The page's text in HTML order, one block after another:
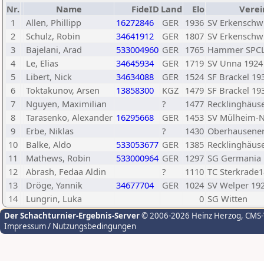
Nr. Name FideID Land Elo
1
Allen, Phillipp 16272846 GER 1936 SV
2
Schulz, Robin 34641912 GER 1807 SV
3
Bajelani, Arad 533004960 GER 1765 Hammer
4
Le, Elias 34645934 GER 1719 SV Unna 1924
5
Libert, Nick 34634088 GER 1524 SF Brackel
6
Toktakunov, Arsen 13858300 KGZ 1479 SF Brackel
7
Nguyen, Maximilian ? 1477
8
Tarasenko, Alexander 16295668 GER 1453 SV Mülheim-
9
Erbe, Niklas ? 1430
10
Balke, Aldo 533053677 GER 1385
11
Mathews, Robin 533000964 GER 1297 SG
12
Abrash, Fedaa Aldin ? 1110 TC
13
Dröge, Yannik 34677704 GER 1024 SV Welper
14
Lungrin, Luka 0 SG Witten
Der Schachturnier-Ergebnis-Server© 2006-2026 Heinz Herzog,
Impressum / Nutzungsbedingungen